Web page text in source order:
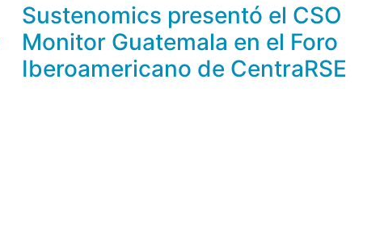
Sustenomics presentó el CSO
Monitor Guatemala en el Foro
Iberoamericano de CentraRSE